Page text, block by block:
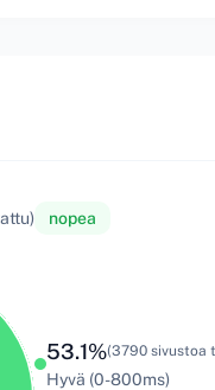
nopea
53.1%(3790 sivustoa
Hyvä (0-800ms)